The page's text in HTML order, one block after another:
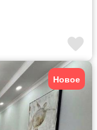
Новое